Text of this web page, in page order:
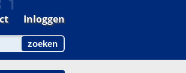
Inloggen